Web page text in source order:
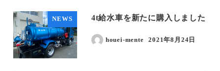
NEWS 4t給水車を新たに購入しました
houei-mente 2021年8月24日